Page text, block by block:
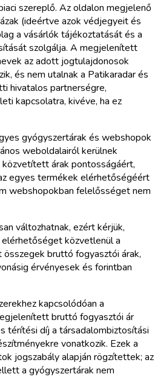
szereplő. Az oldalon megjelenő
(ideértve azok védjegyeit és
a vásárlók tájékoztatását és a
szolgálja. A megjelenített
az adott jogtulajdonosok
és nem utalnak a Patikaradar és
hivatalos partnerségre,
kapcsolatra, kivéve, ha ez
gyógyszertárak és webshopok
weboldalairól kerülnek
árak pontosságáért,
egyes termékek elérhetőségéért
webshopokban felelősséget nem
változhatnak, ezért kérjük,
közvetlenül a
bruttó fogyasztói árak,
érvényesek és forintban
kapcsolódóan a
bruttó fogyasztói ár
térítési díj a társadalombiztosítási
vonatkozik. Ezek a
jogszabály alapján rögzítettek; az
a gyógyszertárak nem